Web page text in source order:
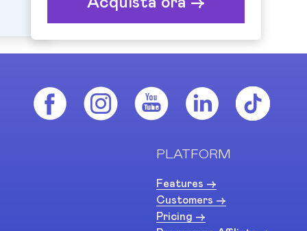
PLATFORM
Features ->
Customers ->
Pricing ->